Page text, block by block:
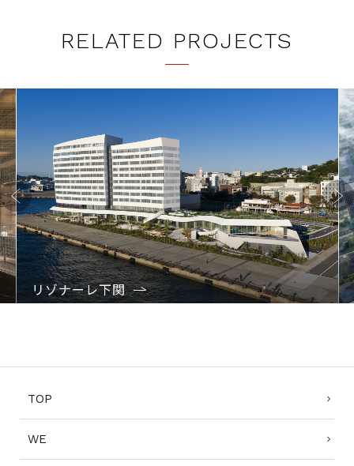
RELATED PROJECTS
Previo
us
リゾナーレ下関
Next
TOP
WE